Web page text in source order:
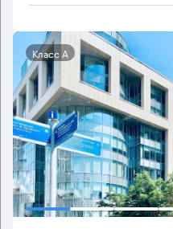
Класс А